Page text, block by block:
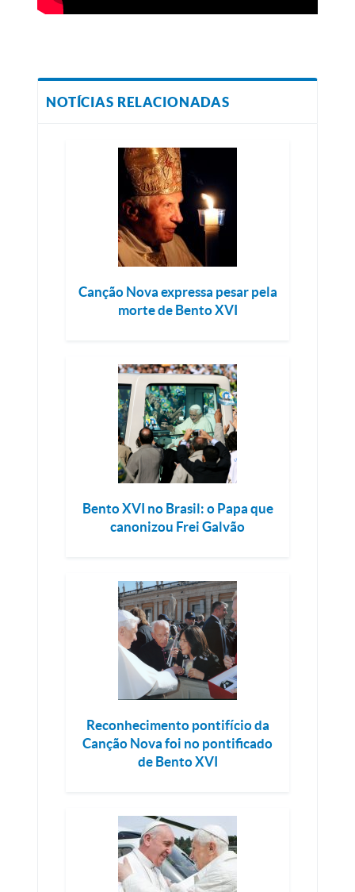
NOTÍCIAS RELACIONADAS
Canção Nova expressa pesar pela
morte de Bento XVI
Bento XVI no Brasil: o Papa que
canonizou Frei Galvão
Reconhecimento pontifício da
Canção Nova foi no pontificado
de Bento XVI